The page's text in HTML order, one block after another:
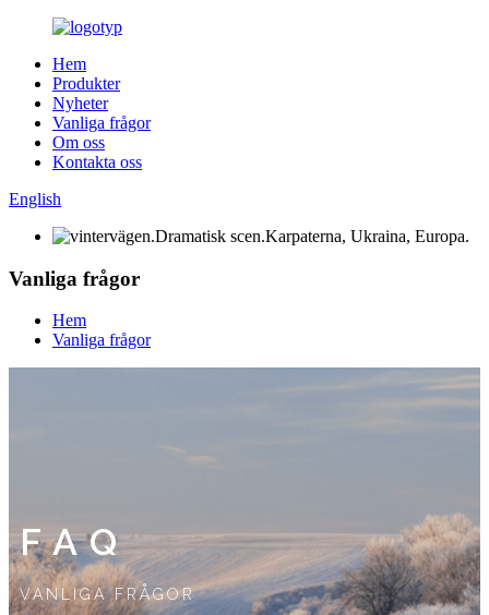
Hem
Produkter
Nyheter
Vanliga frågor
Om oss
Kontakta oss
English
Vanliga frågor
Hem
Vanliga frågor
FAQ
VANLIGA FRÅGOR